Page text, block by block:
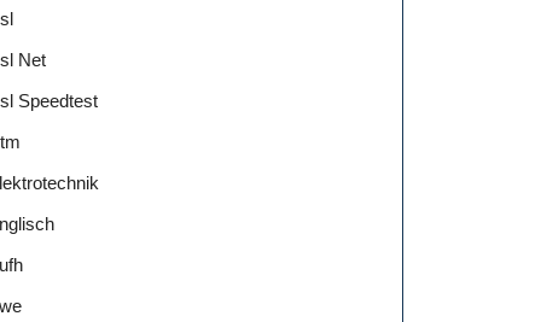
Net
Speedtest